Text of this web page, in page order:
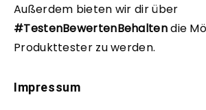
Außerdem bieten wir dir über
#TestenBewertenBehaltendie
Produkttester zu werden.
Impressum